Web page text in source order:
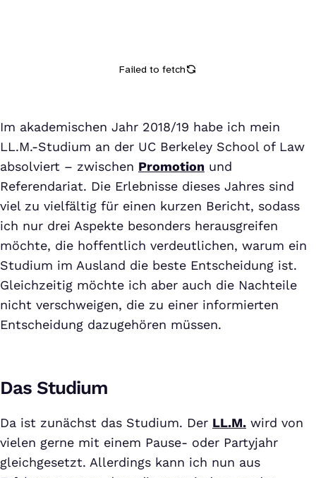
Im akademischen Jahr 2018/19 habe ich mein
LL.M.-Studium an der UC Berkeley School of Law
absolviert – zwischen Promotion und
Referendariat. Die Erlebnisse dieses Jahres sind
viel zu vielfältig für einen kurzen Bericht, sodass
ich nur drei Aspekte besonders herausgreifen
möchte, die hoffentlich verdeutlichen, warum ein
Studium im Ausland die beste Entscheidung ist.
Gleichzeitig möchte ich aber auch die Nachteile
nicht verschweigen, die zu einer informierten
Entscheidung dazugehören müssen.
Das Studium
Da ist zunächst das Studium. Der LL.M. wird von
vielen gerne mit einem Pause- oder Partyjahr
gleichgesetzt. Allerdings kann ich nun aus